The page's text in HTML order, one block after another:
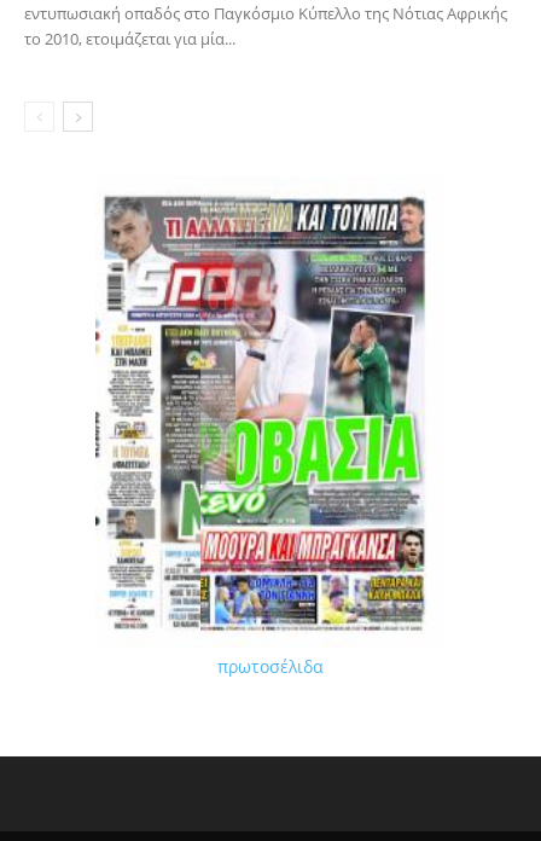
εντυπωσιακή οπαδός στο Παγκόσμιο Κύπελλο της Νότιας Αφρικής
το 2010, ετοιμάζεται για μία...
πρωτοσέλιδα